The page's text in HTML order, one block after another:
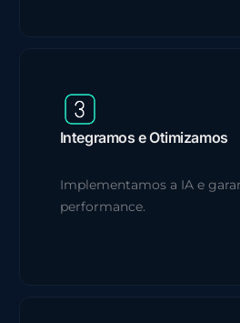
Integramos e Otimizamos
Implementamos a IA e
performance.